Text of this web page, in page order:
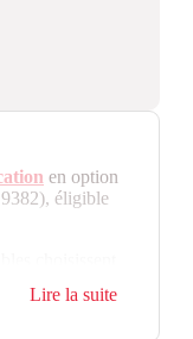
en option
éligible
et en assumant
Lire la suite